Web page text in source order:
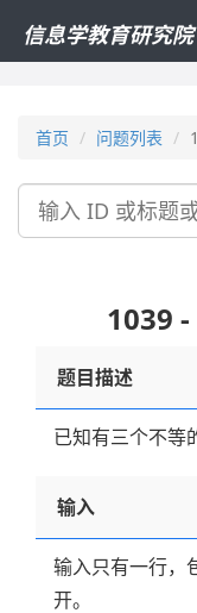
信息学教育研究院
首页 问题列表
搜
1039
题目描述
已知有三个不等
输入
输入只有一行，
开。